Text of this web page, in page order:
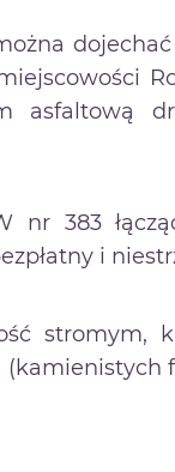
asfaltową
nr 383
i
stromym,
(kamienistych